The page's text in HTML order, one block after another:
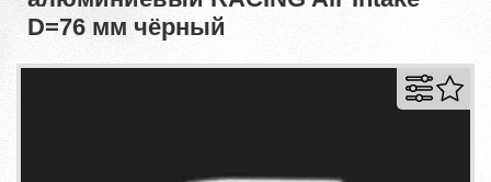
D=76 мм чёрный